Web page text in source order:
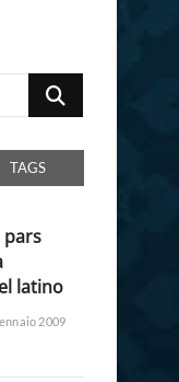
Cerca...
TAGS
pars
latino
2009